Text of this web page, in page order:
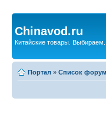
Chinavod.ru
Китайские товары.
Портал » Список